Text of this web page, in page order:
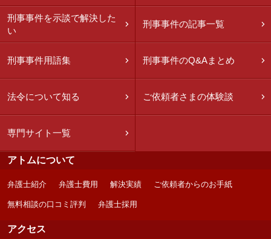
刑事事件を示談で解決した
い
刑事事件の記事一覧
刑事事件用語集 刑事事件のQ&Aまとめ
法令について知る ご依頼者さまの体験談
専門サイト一覧
アトムについて
弁護士紹介 弁護士費用 解決実績 ご依頼者からのお手紙
無料相談の口コミ評判 弁護士採用
アクセス